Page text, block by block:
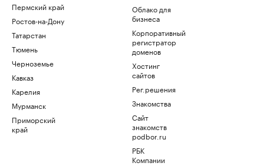
Пермский край
Ростов-на-Дону
Татарстан
Тюмень
Черноземье
Кавказ
Карелия
Мурманск
Приморский
край
Облако для
бизнеса
Корпоративный
регистратор
доменов
Хостинг
сайтов
Рег.решения
Знакомства
Сайт
знакомств
podbor.ru
РБК
Компании